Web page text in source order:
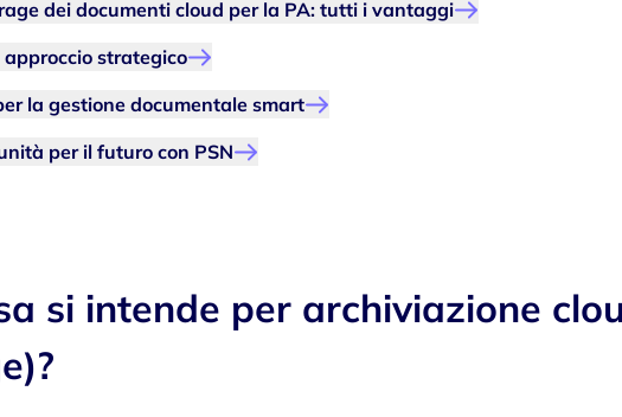
dei documenti cloud per la PA: tutti i vantaggi
approccio strategico
la gestione documentale smart
per il futuro con PSN
si intende per archiviazione